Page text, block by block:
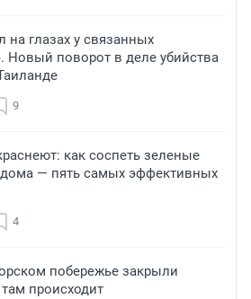
на глазах у связанных
Новый поворот в деле убийства
9
как соспеть зеленые
— пять самых эффективных
4
побережье закрыли
происходит